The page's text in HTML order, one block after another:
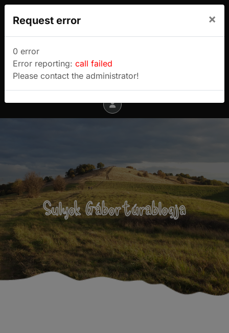
Sulyok Gábor túrablogja
Menu
Sulyok Gábor túrablogja
Request error ×
0 error
Error reporting: call failed
Please contact the administrator!